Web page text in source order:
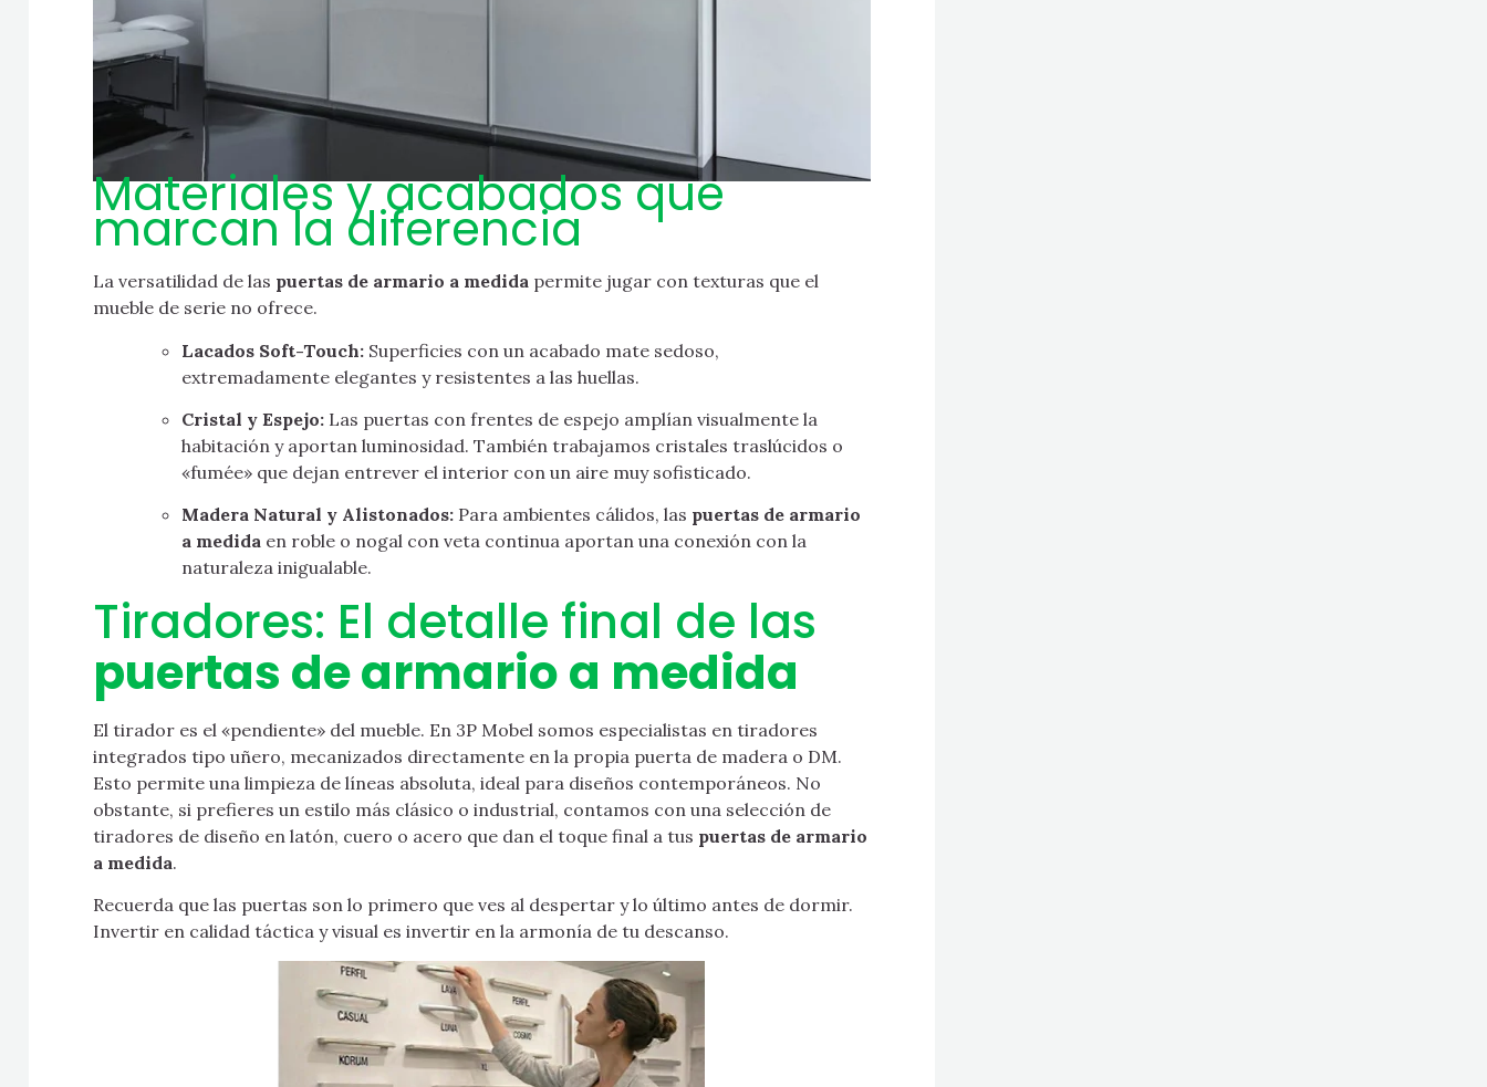
Materiales y acabados que
marcan la diferencia
La versatilidad de las puertas de armario a medida permite jugar con texturas que el
mueble de serie no ofrece.
Lacados Soft-Touch: Superficies con un acabado mate sedoso,
extremadamente elegantes y resistentes a las huellas.
Cristal y Espejo: Las puertas con frentes de espejo amplían visualmente la
habitación y aportan luminosidad. También trabajamos cristales traslúcidos o
«fumée» que dejan entrever el interior con un aire muy sofisticado.
Madera Natural y Alistonados: Para ambientes cálidos, las puertas de armario
a medida en roble o nogal con veta continua aportan una conexión con la
naturaleza inigualable.
Tiradores: El detalle final de las
puertas de armario a medida
El tirador es el «pendiente» del mueble. En 3P Mobel somos especialistas en tiradores
integrados tipo uñero, mecanizados directamente en la propia puerta de madera o DM.
Esto permite una limpieza de líneas absoluta, ideal para diseños contemporáneos. No
obstante, si prefieres un estilo más clásico o industrial, contamos con una selección de
tiradores de diseño en latón, cuero o acero que dan el toque final a tus puertas de armario
a medida.
Recuerda que las puertas son lo primero que ves al despertar y lo último antes de dormir.
Invertir en calidad táctica y visual es invertir en la armonía de tu descanso.